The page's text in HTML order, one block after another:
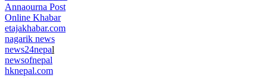
Annaourna Post
Online Khabar
etajakhabar.com
nagarik news
news24nepal
newsofnepal
hknepal.com